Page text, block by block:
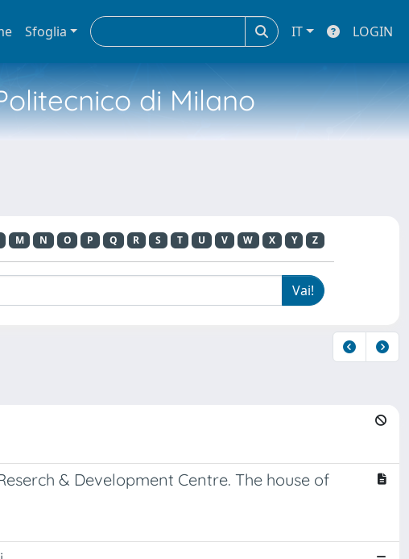
Sfoglia IT LOGIN
di Milano
M N O P Q R S T U V W X Y Z
& Development Centre. The house of